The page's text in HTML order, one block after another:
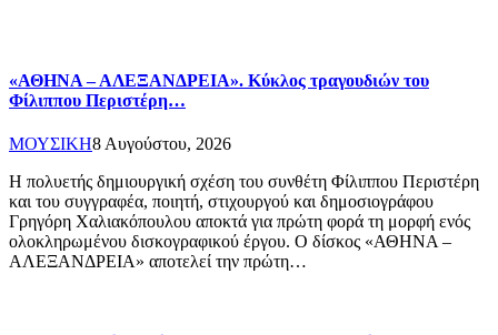
«ΑΘΗΝΑ – ΑΛΕΞΑΝΔΡΕΙΑ». Κύκλος τραγουδιών του
Φίλιππου Περιστέρη…
ΜΟΥΣΙΚΗ8 Αυγούστου, 2026
Η πολυετής δημιουργική σχέση του συνθέτη Φίλιππου Περιστέρη
και του συγγραφέα, ποιητή, στιχουργού και δημοσιογράφου
Γρηγόρη Χαλιακόπουλου αποκτά για πρώτη φορά τη μορφή ενός
ολοκληρωμένου δισκογραφικού έργου. Ο δίσκος «ΑΘΗΝΑ –
ΑΛΕΞΑΝΔΡΕΙΑ» αποτελεί την πρώτη…